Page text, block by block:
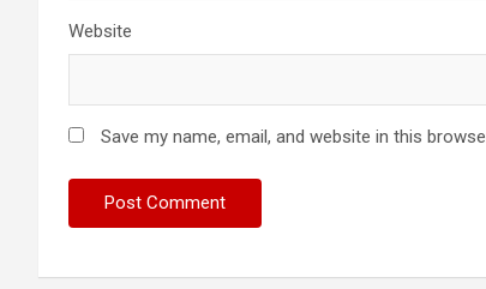
Website
Save my name, email, and website in this